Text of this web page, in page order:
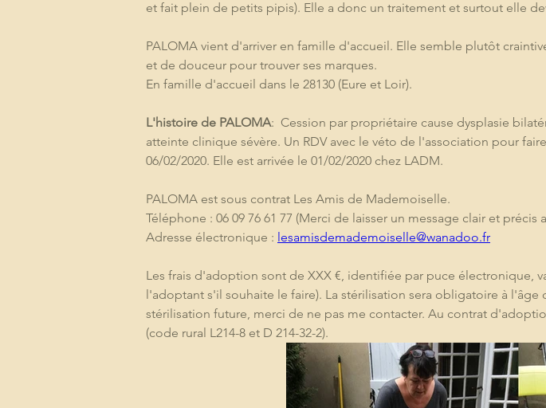
et fait plein de petits pipis). Elle a donc un traitement et surtout elle
PALOMA vient d'arriver en famille d'accueil. Elle semble plutôt
et de douceur pour trouver ses marques.
En famille d'accueil dans le 28130 (Eure et Loir).
L'histoire de PALOMA:  Cession par propriétaire cause dysplasie
atteinte clinique sévère. Un RDV avec le véto de l'association pour
06/02/2020. Elle est arrivée le 01/02/2020 chez LADM.
PALOMA est sous contrat Les Amis de Mademoiselle.
Téléphone : 06 09 76 61 77 (Merci de laisser un message clair et précis
Adresse électronique : lesamisdemademoiselle@wanadoo.fr
Les frais d'adoption sont de XXX €, identifiée par puce électronique,
l'adoptant s'il souhaite le faire). La stérilisation sera obligatoire à
stérilisation future, merci de ne pas me contacter. Au contrat
(code rural L214-8 et D 214-32-2).